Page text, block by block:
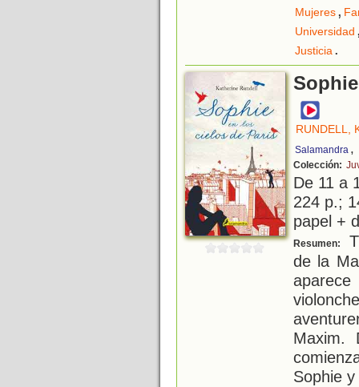
Mujeres,
Universidad
Justicia.
RUNDELL,
Salamandra ,
Colección:
De 11 a
224 p.;
papel +
Resumen:
de la
Maxim.
Sophie